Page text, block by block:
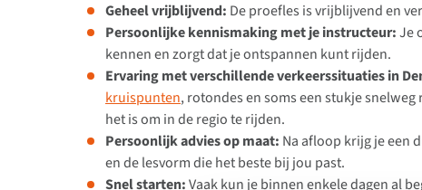
Geheel vrijblijvend: De proefles is vrijblijvend en
Persoonlijke kennismaking met je instructeur:Je
kennen en zorgt dat je ontspannen kunt rijden.
Ervaring met verschillende verkeerssituaties in
kruispunten, rotondes en soms een stukje
het is om in de regio te rijden.
Persoonlijk advies op maat: Na afloop krijg je een
en de lesvorm die het beste bij jou past.
Snel starten:Vaak kun je binnen enkele dagen al